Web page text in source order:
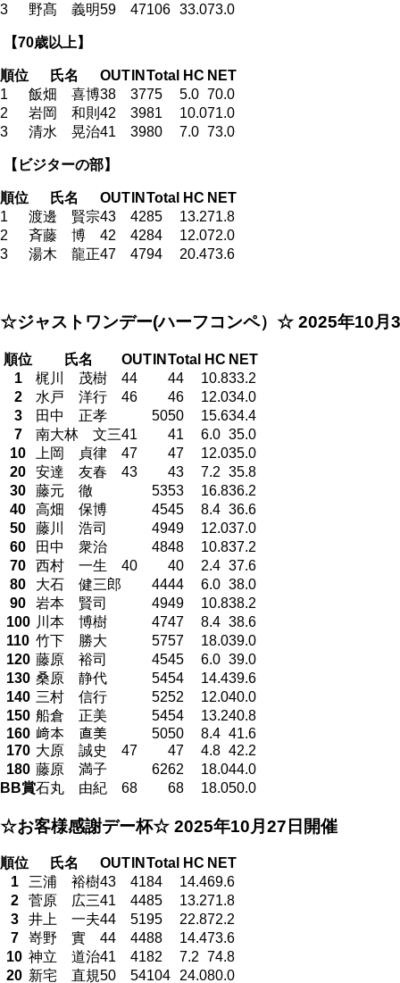
3
野髙 義明59 47106 33.073.0
【70歳以上 】
順位 氏名 OUT IN Total HC NET
1
飯畑 喜博38 3775 5.0 70.0
2
岩岡 和則 42 3981 10.071.0
3
清水 晃治41 3980 7.0 73.0
【ビジターの部】
順位 氏名 OUT IN Total HC NET
1
渡邊 賢宗43 4285 13.271.8
2
斉藤 博 42 4284 12.072.0
3
湯木 龍正47 4794 20.473.6
☆ジャストワンデー(ハーフコンペ）☆ 2025年10月
順位 氏名 OUT IN Total HC NET
1
梶川 茂樹 44 44 10.833.2
2
水戸 洋行 46 46 12.034.0
3
田中 正孝 5050 15.634.4
7
南大林 文三41 41 6.0 35.0
10
上岡 貞律 47 47 12.035.0
20
安達 友春 43 43 7.2 35.8
30
藤元 徹 5353 16.836.2
40
高畑 保博 4545 8.4 36.6
50
藤川 浩司 4949 12.037.0
60
田中 衆治 4848 10.837.2
70
西村 一生 40 40 2.4 37.6
80
大石 健三郎 4444 6.0 38.0
90
岩本 賢司 4949 10.838.2
100 川本 博樹 4747 8.4 38.6
110 竹下 勝大 5757 18.039.0
120 藤原 裕司 4545 6.0 39.0
130 桑原 静代 5454 14.439.6
140 三村 信行 5252 12.040.0
150 船倉 正美 5454 13.240.8
160 﨑本 直美 5050 8.4 41.6
170 大原 誠史 47 47 4.8 42.2
180 藤原 満子 6262 18.044.0
BB賞石丸 由紀 68 68 18.050.0
☆お客様感謝デー杯☆ 2025年10月27日開催
順位 氏名 OUT IN Total HC NET
1
三浦 裕樹43 4184 14.469.6
2
菅原 広三41 4485 13.271.8
3
井上 一夫44 5195 22.872.2
7
嵜野 實 44 4488 14.473.6
10 神立 道治41 4182 7.2 74.8
20 新宅 直規50 54104 24.080.0